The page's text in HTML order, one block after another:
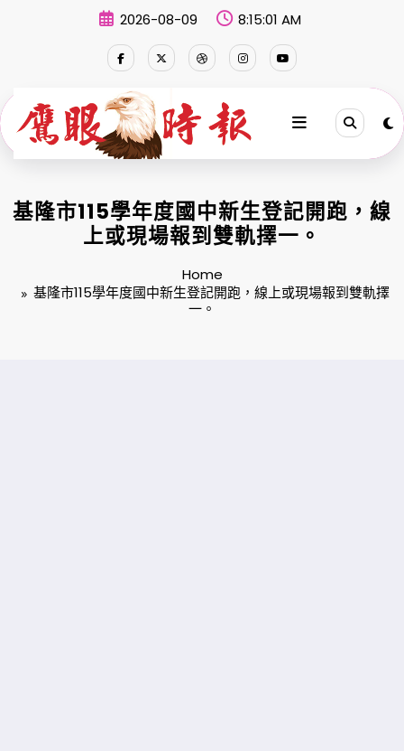
2026-08-09 8:15:02 AM
基隆市115學年度國中新生登記開跑，線
上或現場報到雙軌擇一。
Home
基隆市115學年度國中新生登記開跑，線上或現場報到雙軌擇
一。